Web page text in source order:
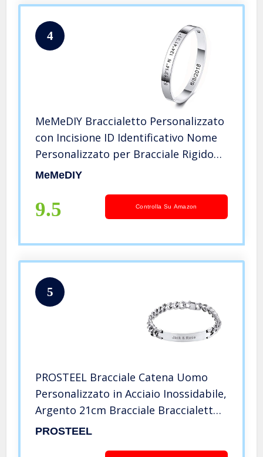
4
MeMeDIY Braccialetto Personalizzato
con Incisione ID Identificativo Nome
Personalizzato per Bracciale Rigido
da Donna in Acciaio Inossidabile da
MeMeDIY
9.5 Controlla Su Amazon
5
PROSTEEL Bracciale Catena Uomo
Personalizzato in Acciaio Inossidabile,
Argento 21cm Bracciale Braccialetto
Uomo Incisione Personalizzata
PROSTEEL